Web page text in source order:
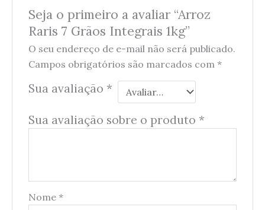
Seja o primeiro a avaliar “Arroz
Raris 7 Grãos Integrais 1kg”
O seu endereço de e-mail não será publicado.
Campos obrigatórios são marcados com *
Sua avaliação *
Sua avaliação sobre o produto *
Nome *